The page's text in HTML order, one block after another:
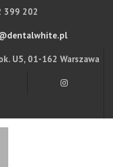
399 202
U5, 01-162 Warszawa